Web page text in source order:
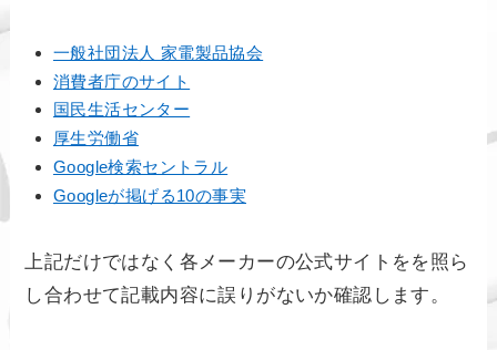
一般社団法人 家電製品協会
消費者庁のサイト
国民生活センター
厚生労働省
Google検索セントラル
Googleが掲げる10の事実
上記だけではなく各メーカーの公式サイトをを照ら
し合わせて記載内容に誤りがないか確認します。